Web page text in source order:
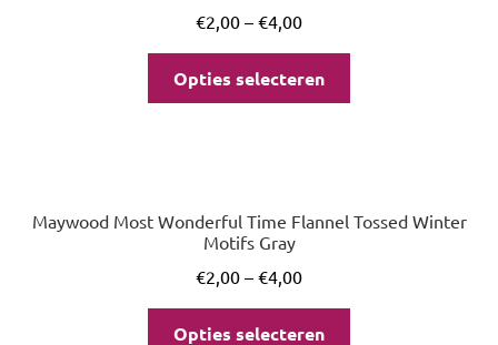
€2,00 – €4,00
Opties selecteren
Maywood Most Wonderful Time Flannel Tossed Winter
Motifs Gray
€2,00 – €4,00
Opties selecteren